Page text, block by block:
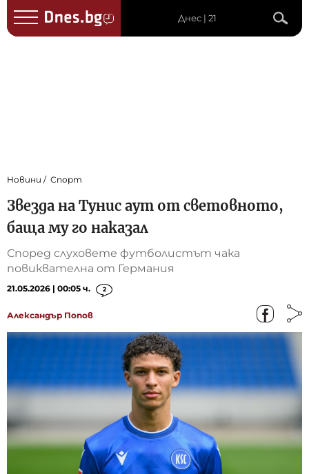
Днес | 21
Новини Спорт
Звезда на Тунис аут от световното,
баща му го наказал
Според слуховете футболистът чака
повиквателна от Германия
21.05.2026 | 00:05 ч. 2
Александър Попов